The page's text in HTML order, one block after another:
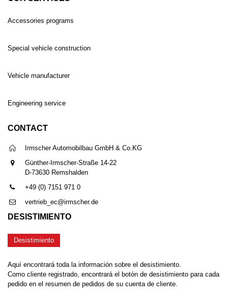
Accessories programs
Special vehicle construction
Vehicle manufacturer
Engineering service
CONTACT
Irmscher Automobilbau GmbH & Co.KG
Günther-Irmscher-Straße 14-22
D-73630 Remshalden
+49 (0) 7151 971 0
vertrieb_ec@irmscher.de
DESISTIMIENTO
Desistimiento
Aquí encontrará toda la información sobre el desistimiento.
Como cliente registrado, encontrará el botón de desistimiento para cada
pedido en el resumen de pedidos de su cuenta de cliente.